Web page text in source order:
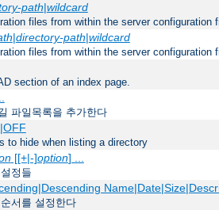
path|wildcard
files from within the server configuration
|directory-path|wildcard
files from within the server configuration
section of an index page.
파일목록을 추가한다
to hide when listing a directory
[[+|-]option] ...
정들
서를 설정한다